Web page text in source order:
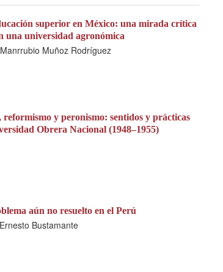
superior en México: una mirada crítica
una universidad agronómica
Muñoz Rodríguez
y peronismo: sentidos y prácticas
Obrera Nacional (1948–1955)
aún no resuelto en el Perú
Bustamante